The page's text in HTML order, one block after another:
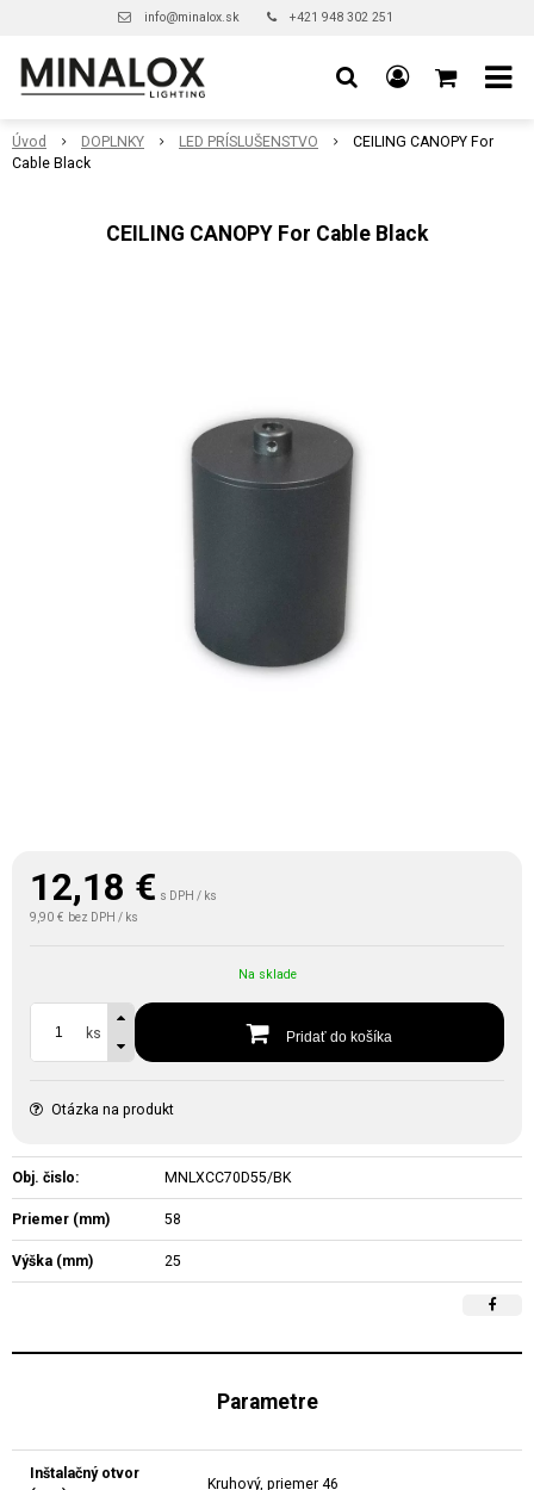
info@minalox.sk +421 948 302 251
Úvod DOPLNKY LED PRÍSLUŠENSTVO
CEILING CANOPY For
Cable Black
CEILING CANOPY For Cable Black
12,18 € s DPH / ks
9,90 € bez DPH / ks
Na sklade
ks Pridať do košíka
Otázka na produkt
Obj. čislo: MNLXCC70D55/BK
Priemer (mm) 58
Výška (mm) 25
Parametre
Inštalačný otvor
Kruhový, priemer 46